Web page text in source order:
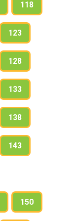
118
123
128
133
138
143
150